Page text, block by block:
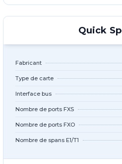
Quick
Fabricant
Type de carte
Interface bus
Nombre de ports FXS
Nombre de ports FXO
Nombre de spans E1/T1